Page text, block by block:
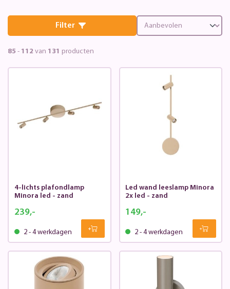
Filter
85 - 112 van 131 producten
4-lichts plafondlamp
Minora led - zand
239,-
2 - 4 werkdagen
Led wand leeslamp Minora
2x led - zand
149,-
2 - 4 werkdagen